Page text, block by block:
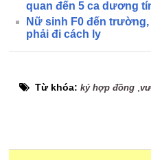
quan đến 5 ca dương
Nữ sinh F0 đến
phải đi cách ly
Từ khóa:ký hợp đồng ,